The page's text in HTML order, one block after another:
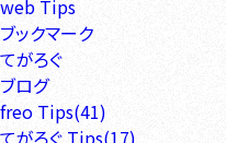
web Tips
ブックマーク
てがろぐ
ブログ
freo Tips(41)
てがろぐ Tips(17)